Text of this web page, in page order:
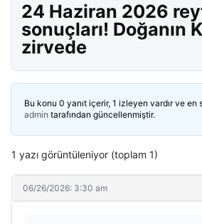
24 Haziran 2026
sonuçları! Doğanın
zirvede
Bu konu 0 yanıt içerir, 1 izleyen vardır ve en
admin tarafından güncellenmiştir.
1 yazı görüntüleniyor (toplam 1)
06/26/2026: 3:30 am